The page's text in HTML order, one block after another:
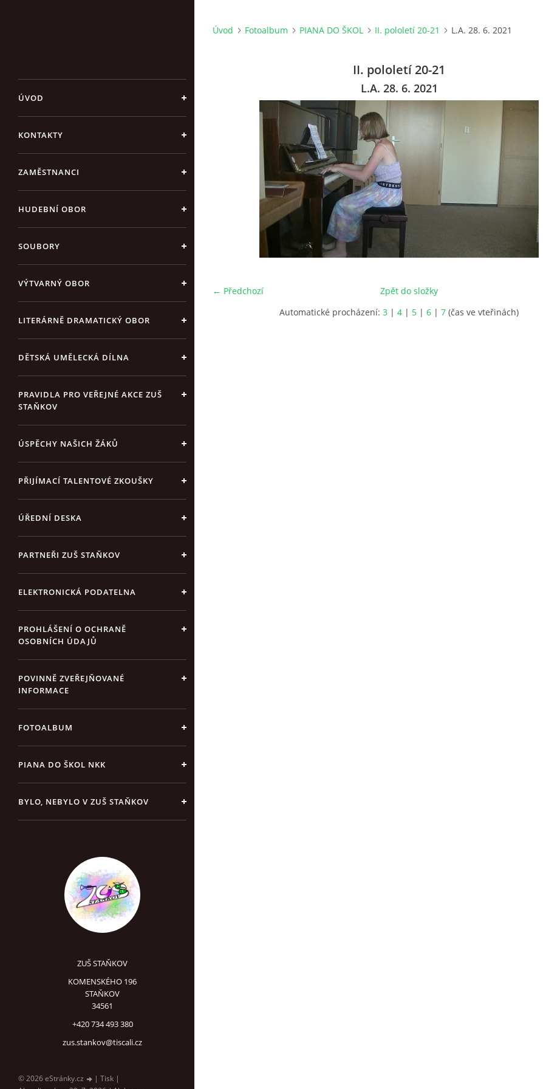
ÚVOD
KONTAKTY
ZAMĚSTNANCI
HUDEBNÍ OBOR
SOUBORY
VÝTVARNÝ OBOR
LITERÁRNĚ DRAMATICKÝ OBOR
DĚTSKÁ UMĚLECKÁ DÍLNA
PRAVIDLA PRO VEŘEJNÉ AKCE ZUŠ
STAŇKOV
ÚSPĚCHY NAŠICH ŽÁKŮ
PŘIJÍMACÍ TALENTOVÉ ZKOUŠKY
ÚŘEDNÍ DESKA
PARTNEŘI ZUŠ STAŇKOV
ELEKTRONICKÁ PODATELNA
PROHLÁŠENÍ O OCHRANĚ
OSOBNÍCH ÚDAJŮ
POVINNĚ ZVEŘEJŇOVANÉ
INFORMACE
FOTOALBUM
PIANA DO ŠKOL NKK
BYLO, NEBYLO V ZUŠ STAŇKOV
ZUŠ STAŇKOV
KOMENSKÉHO 196
STAŇKOV
34561
+420 734 493 380
zus.stankov@tiscali.cz
© 2026 eStránky.cz | Tisk |
Úvod Fotoalbum PIANA DO ŠKOL II. pololetí 20-21 L.A. 28. 6. 2021
II. pololetí 20-21
L.A. 28. 6. 2021
← Předchozí
Zpět do složky
Automatické procházení: 3 | 4 | 5 | 6 | 7 (čas ve vteřinách)